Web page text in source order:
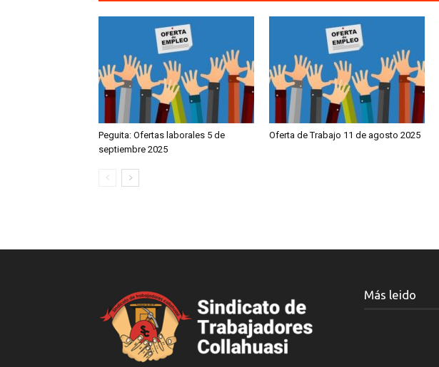
Peguita: Ofertas laborales 5 de
septiembre 2025
Oferta de Trabajo 11 de agosto 2025
Más leido